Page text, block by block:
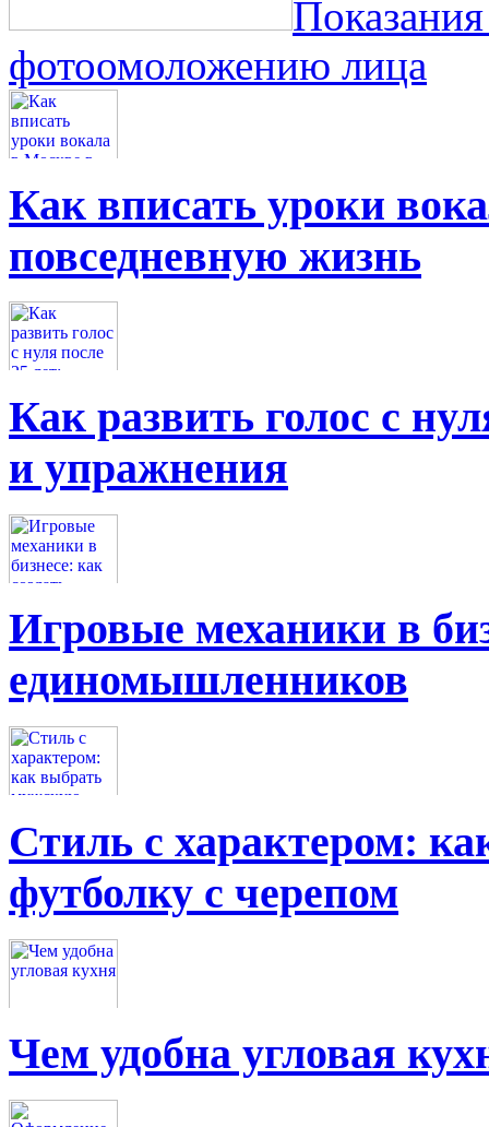
фотоомоложению лица
Как вписать уроки
повседневную жизнь
Как развить голос с
и упражнения
Игровые механики в
единомышленников
Стиль с характером:
футболку с черепом
Чем удобна угловая